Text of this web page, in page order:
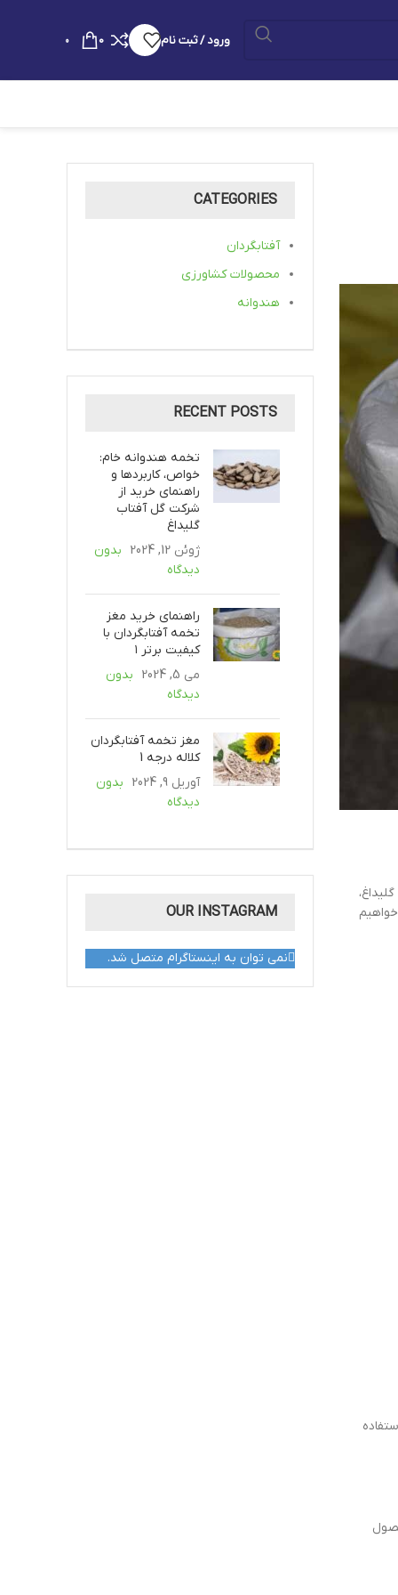
ورود / ثبت نام 0
0
CATEGORIES
آفتابگردان
محصولات کشاورزی
هندوانه
RECENT POSTS
تخمه هندوانه خام:
خواص، کاربردها و
راهنمای خرید از
شرکت گل آفتاب
گلیداغ
ژوئن 12, 2024
بدون
دیدگاه
راهنمای خرید مغز
تخمه آفتابگردان با
کیفیت برتر ۱
می 5, 2024
بدون
دیدگاه
مغز تخمه آفتابگردان
کلاله درجه 1
آوریل 9, 2024
بدون
دیدگاه
OUR INSTAGRAM
نمی توان به اینستاگرام متصل شد.